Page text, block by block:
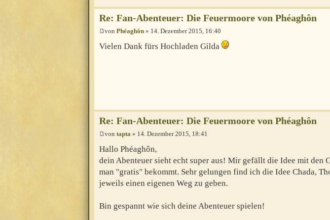
Re: Fan-Abenteuer: Die Feuermoore von Phéaghôn
von Phéaghôn » 14. Dezember 2015, 16:40
Vielen Dank fürs Hochladen Gilda
Re: Fan-Abenteuer: Die Feuermoore von Phéaghôn
von tapta » 14. Dezember 2015, 18:41
Hallo Phéaghôn,
dein Abenteuer sieht echt super aus! Mir gefällt die Idee mit den
man "gratis" bekommt. Sehr gelungen find ich die Idee Chada,
jeweils einen eigenen Weg zu geben.
Bin gespannt wie sich deine Abenteuer spielen!